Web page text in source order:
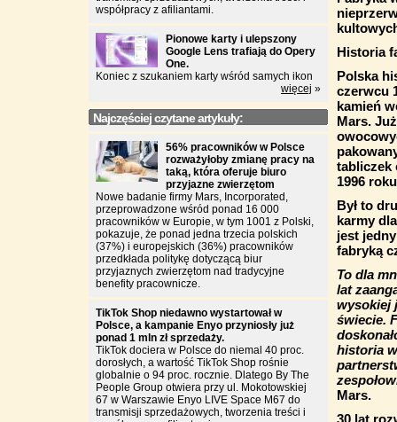
Historia
Polska
czerwcu
kamień
Mars.
tabliczek
1996
Był to
karmy
jest
fabryką
To dla
lat
wysokiej
świecie.
historia
Mars.
30 lat
współpracy z afiliantami.
Pionowe karty i ulepszony
Google Lens trafiają do Opery
One.
Koniec z szukaniem karty wśród samych ikon
więcej »
Najczęściej czytane artykuły:
56% pracowników w Polsce
rozważyłoby zmianę pracy na
taką, która oferuje biuro
przyjazne zwierzętom
Nowe badanie firmy Mars, Incorporated,
przeprowadzone wśród ponad 16 000
pracowników w Europie, w tym 1001 z Polski,
pokazuje, że ponad jedna trzecia polskich
(37%) i europejskich (36%) pracowników
przedkłada politykę dotyczącą biur
przyjaznych zwierzętom nad tradycyjne
benefity pracownicze.
TikTok Shop niedawno wystartował w
Polsce, a kampanie Enyo przyniosły już
ponad 1 mln zł sprzedaży.
TikTok dociera w Polsce do niemal 40 proc.
dorosłych, a wartość TikTok Shop rośnie
globalnie o 94 proc. rocznie. Dlatego By The
People Group otwiera przy ul. Mokotowskiej
67 w Warszawie Enyo LIVE Space M67 do
transmisji sprzedażowych, tworzenia treści i